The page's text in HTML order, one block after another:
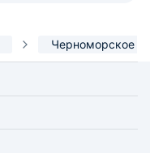
Черноморское